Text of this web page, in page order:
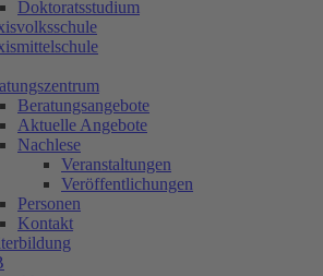
Doktoratsstudium
Beratungsangebote
Aktuelle Angebote
Nachlese
Veranstaltungen
Veröffentlichungen
Personen
Kontakt